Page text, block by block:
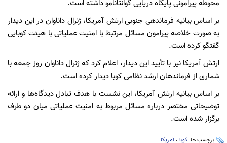
محوطه پیرامونی پایگاه دریایی گوانتانامو داشته است.
بر اساس بیانیه فرماندهی جنوبی ارتش آمریکا، ژنرال داناوان در این دیدار
به صورت خلاصه پیرامون مسائل مرتبط با امنیت عملیاتی با هیئت کوبایی
گفتگو کرده است.
ارتش آمریکا نیز با تأیید این دیدار، اعلام کرد که ژنرال داناوان روز جمعه با
شماری از فرماندهان ارشد نظامی کوبا دیدار کرده است.
بر اساس بیانیه ارتش آمریکا، این نشست با هدف تبادل دیدگاه‌ها و ارائه
توضیحاتی مختصر درباره مسائل مربوط به امنیت عملیاتی میان دو طرف
برگزار شده است.
برچسب ها: کوبا ،آمریکا